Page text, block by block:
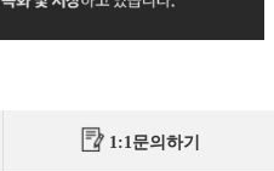
1:1문의하기